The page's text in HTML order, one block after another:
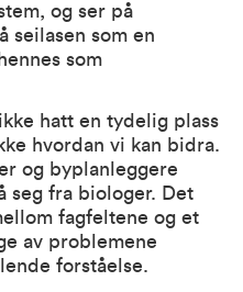
og ser på
seilasen som en
som
hatt en tydelig plass
hvordan vi kan bidra.
og byplanleggere
seg fra biologer. Det
fagfeltene og et
av problemene
forståelse.